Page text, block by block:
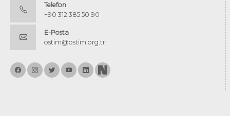
Telefon
+90 312 385 50 90
E-Posta
ostim@ostim.org.tr